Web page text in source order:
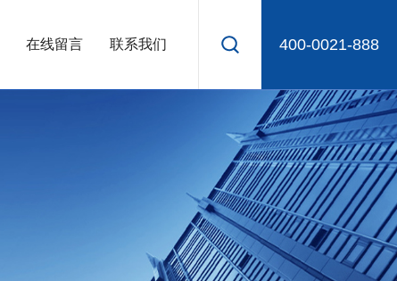
400-0021-888
在线留言 联系我们